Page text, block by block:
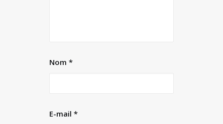
Nom *
E-mail *